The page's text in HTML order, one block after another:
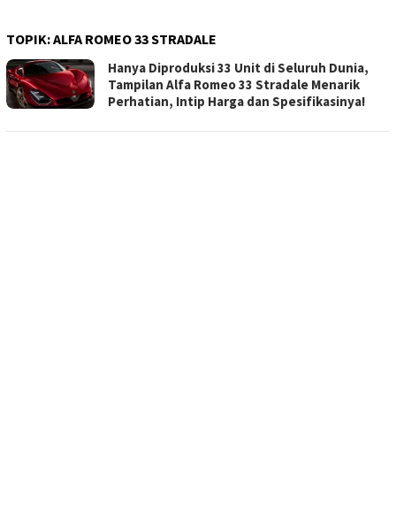
TOPIK:ALFA ROMEO 33 STRADALE
Hanya Diproduksi 33 Unit di Seluruh Dunia,
Tampilan Alfa Romeo 33 Stradale Menarik
Perhatian, Intip Harga dan Spesifikasinya!